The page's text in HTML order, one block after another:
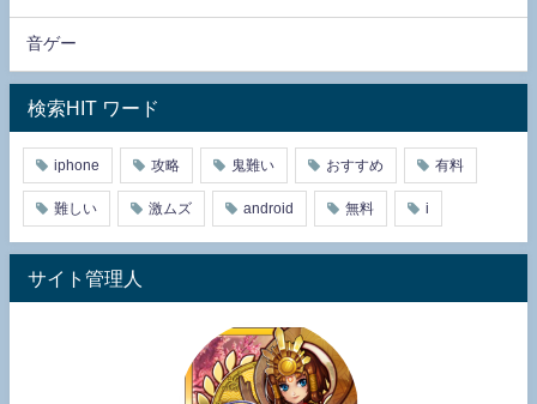
音ゲー
検索HIT ワード
iphone 攻略 鬼難い おすすめ 有料
難しい 激ムズ android 無料 i
サイト管理人